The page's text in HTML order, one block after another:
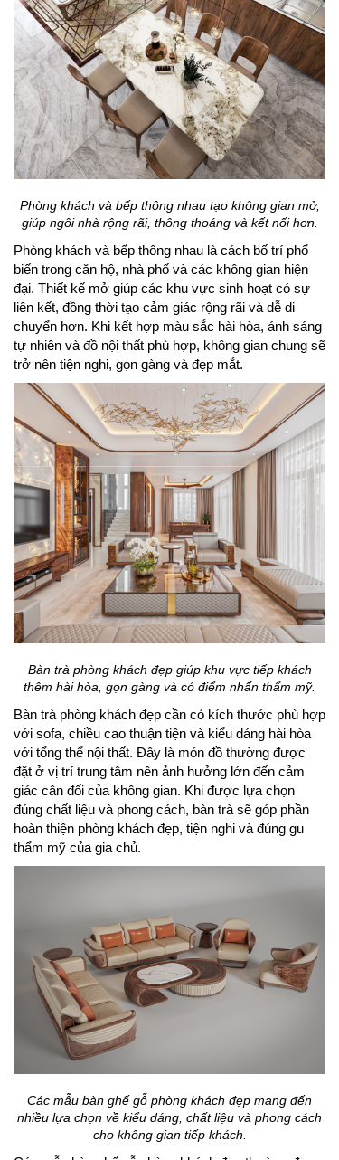
Phòng khách và bếp thông nhau tạo không gian mở,
giúp ngôi nhà rộng rãi, thông thoáng và kết nối hơn.
Phòng khách và bếp thông nhau là cách bố trí phổ
biến trong căn hộ, nhà phố và các không gian hiện
đại. Thiết kế mở giúp các khu vực sinh hoạt có sự
liên kết, đồng thời tạo cảm giác rộng rãi và dễ di
chuyển hơn. Khi kết hợp màu sắc hài hòa, ánh sáng
tự nhiên và đồ nội thất phù hợp, không gian chung sẽ
trở nên tiện nghi, gọn gàng và đẹp mắt.
Bàn trà phòng khách đẹp giúp khu vực tiếp khách
thêm hài hòa, gọn gàng và có điểm nhấn thẩm mỹ.
Bàn trà phòng khách đẹp cần có kích thước phù hợp
với sofa, chiều cao thuận tiện và kiểu dáng hài hòa
với tổng thể nội thất. Đây là món đồ thường được
đặt ở vị trí trung tâm nên ảnh hưởng lớn đến cảm
giác cân đối của không gian. Khi được lựa chọn
đúng chất liệu và phong cách, bàn trà sẽ góp phần
hoàn thiện phòng khách đẹp, tiện nghi và đúng gu
thẩm mỹ của gia chủ.
Các mẫu bàn ghế gỗ phòng khách đẹp mang đến
nhiều lựa chọn về kiểu dáng, chất liệu và phong cách
cho không gian tiếp khách.